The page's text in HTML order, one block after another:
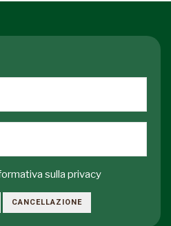
sulla privacy
CANCELLAZIONE